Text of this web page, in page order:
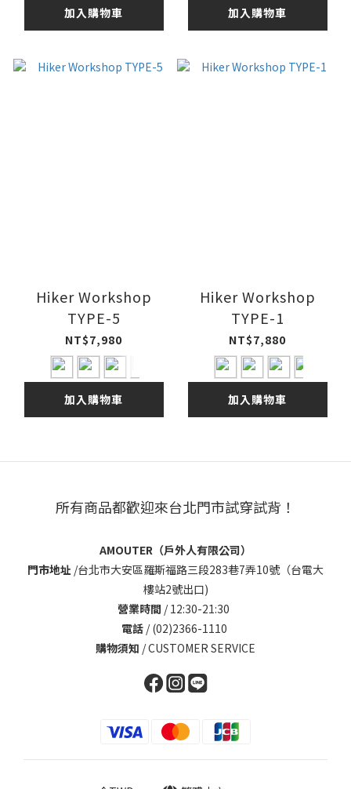
加入購物車 加入購物車
Hiker Workshop
TYPE-5
NT$7,980
加入購物車
Hiker Workshop
TYPE-1
NT$7,880
加入購物車
所有商品都歡迎來台北門市試穿試背！
AMOUTER（戶外人有限公司）
門市地址 /台北市大安區羅斯福路三段283巷7弄10號（台電大
樓站2號出口)
營業時間 / 12:30-21:30
電話 / (02)2366-1110
購物須知 /CUSTOMER SERVICE